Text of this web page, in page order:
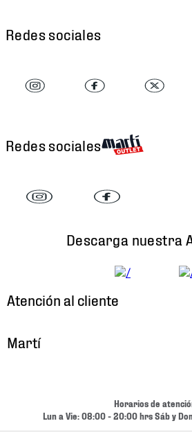
Redes sociales
Redes sociales
Descarga nuestra
Atención al cliente
Cambios y Devoluciones
Martí
Horarios de
Lun a Vie: 08:00 - 20:00 hrs Sáb y